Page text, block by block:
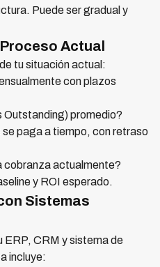
Puede ser gradual y
Actual
tu situación actual:
con plazos
Outstanding) promedio?
paga a tiempo, con retraso
cobranza actualmente?
y ROI esperado.
Sistemas
ERP, CRM y sistema de
incluye: